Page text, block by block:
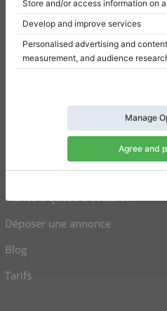
Politique de confidentialité
Paramètres de consentement
Pianos à queue à vendre
Pianos droits d’occasion
Pianos à queue d’occasion
Déposer une annonce
Blog
Tarifs